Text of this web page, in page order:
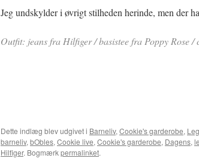
Jeg undskylder i øvrigt stilheden herinde, men der
Outfit: jeans fra Hilfiger / basistee fra Poppy Rose
Dette indlæg blev udgivet i Barneliv, Cookie's garderobe,
barneliv, bObles, Cookie live, Cookie's garderobe, Dagens,
Hilfiger. Bogmærkpermalinket.